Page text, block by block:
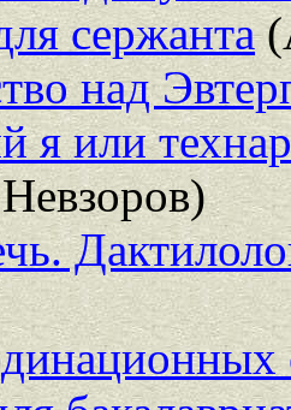
сержанта
над
я или